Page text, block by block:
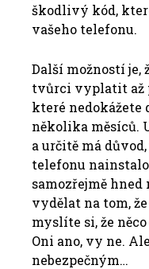
škodlivý kód,
vašeho telefonu.
Další možností je,
tvůrci vyplatit až
které
několika měsíců.
a určitě má
telefonu
samozřejmě hned
vydělat na tom,
myslíte si, že
Oni ano, vy ne.
nebezpečným…